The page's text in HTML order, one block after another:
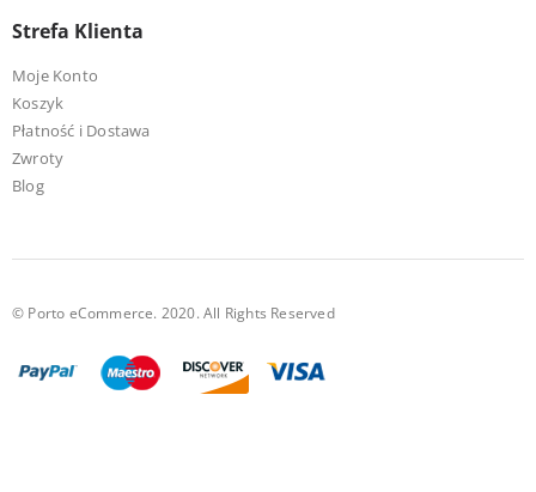
Strefa Klienta
Moje Konto
Koszyk
Płatność i Dostawa
Zwroty
Blog
© Porto eCommerce. 2020. All Rights Reserved